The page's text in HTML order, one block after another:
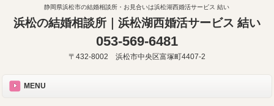
静岡県浜松市の結婚相談所・お見合いは浜松湖西婚活サービス 結い
浜松の結婚相談所｜浜松湖西婚活サービス 結い
053-569-6481
〒432-8002 浜松市中央区富塚町4407-2
MENU